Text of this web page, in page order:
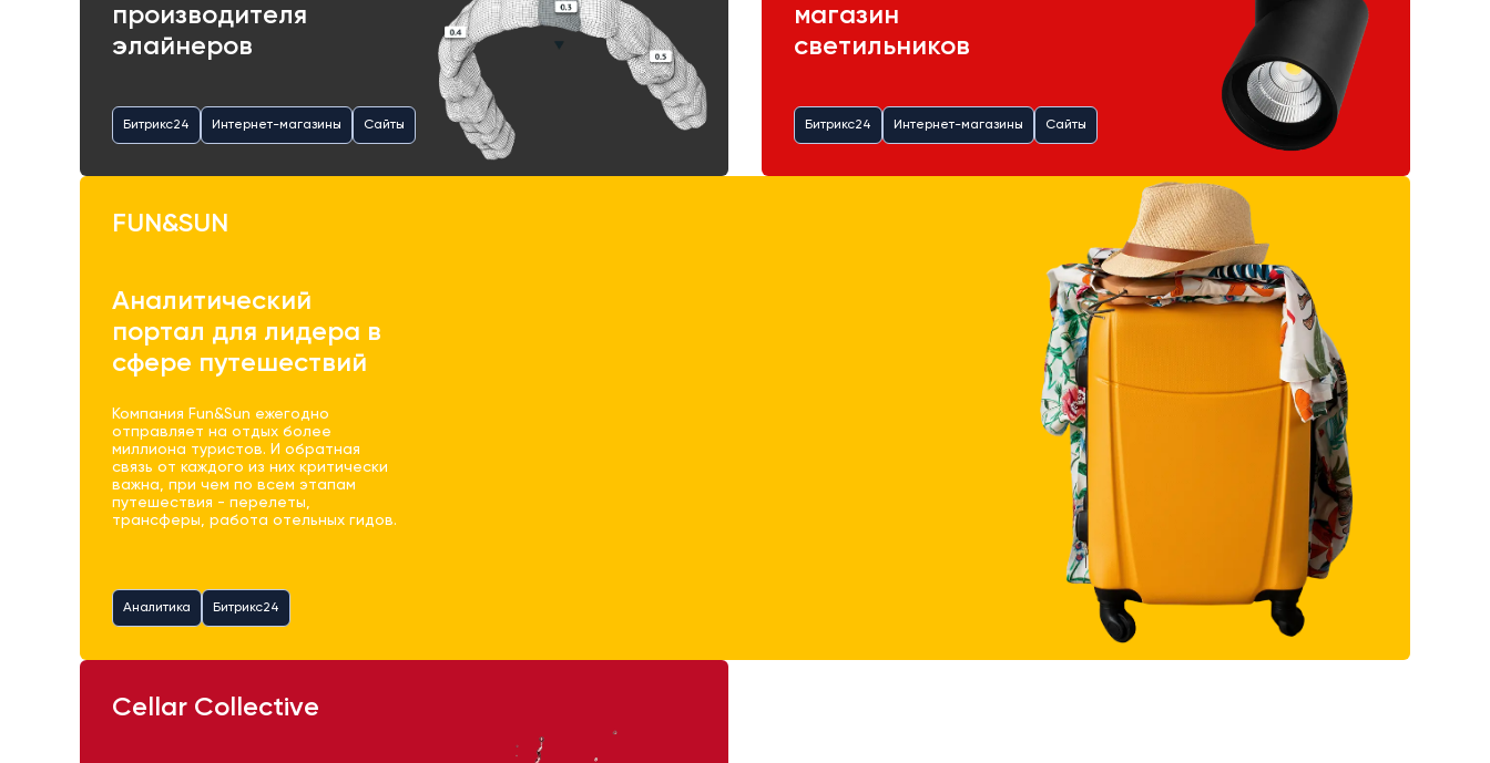
производителя
элайнеров
Битрикс24 Интернет-магазины Сайты
магазин
светильников
Битрикс24 Интернет-магазины Сайты
FUN&SUN
Аналитический
портал для лидера в
сфере путешествий
Компания Fun&Sun ежегодно
отправляет на отдых более
миллиона туристов. И обратная
связь от каждого из них критически
важна, при чем по всем этапам
путешествия - перелеты,
трансферы, работа отельных гидов.
Аналитика Битрикс24
Cellar Collective